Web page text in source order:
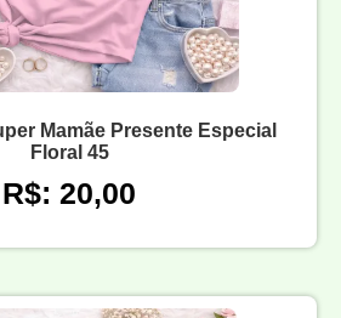
Mamãe Presente Especial
Floral 45
R$: 20,00